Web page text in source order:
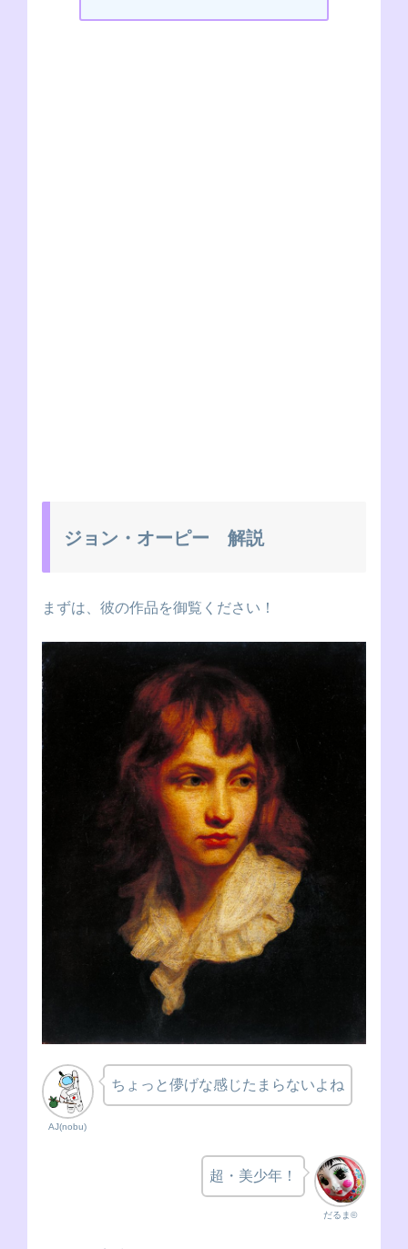
ジョン・オーピー 解説
まずは、彼の作品を御覧ください！
AJ(nobu)
ちょっと儚げな感じたまらないよね
だるま©
超・美少年！